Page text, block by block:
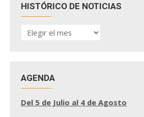
HISTÓRICO DE NOTICIAS
HISTÓRICO
DE
AGENDA
Del 5 de Julio al 4 de Agosto